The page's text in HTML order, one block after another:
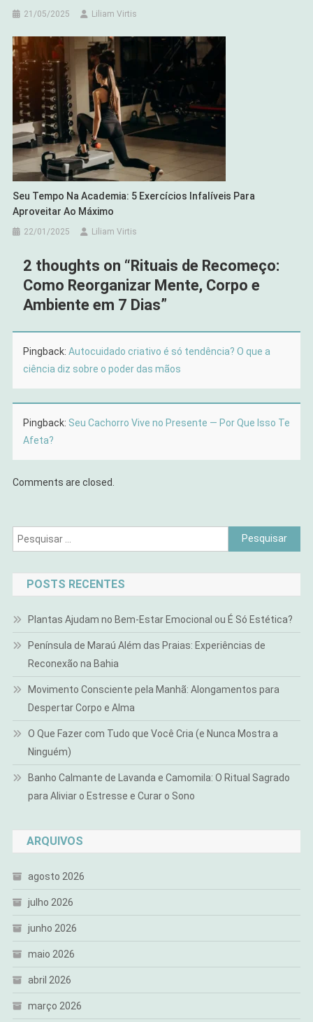
21/05/2025 Liliam Virtis
Seu Tempo Na Academia: 5 Exercícios Infalíveis Para
Aproveitar Ao Máximo
22/01/2025 Liliam Virtis
2 thoughts on “Rituais de Recomeço:
Como Reorganizar Mente, Corpo e
Ambiente em 7 Dias”
Pingback: Autocuidado criativo é só tendência? O que a
ciência diz sobre o poder das mãos
Pingback: Seu Cachorro Vive no Presente — Por Que Isso Te
Afeta?
Comments are closed.
Pesquisar
por:
POSTS RECENTES
Plantas Ajudam no Bem-Estar Emocional ou É Só Estética?
Península de Maraú Além das Praias: Experiências de
Reconexão na Bahia
Movimento Consciente pela Manhã: Alongamentos para
Despertar Corpo e Alma
O Que Fazer com Tudo que Você Cria (e Nunca Mostra a
Ninguém)
Banho Calmante de Lavanda e Camomila: O Ritual Sagrado
para Aliviar o Estresse e Curar o Sono
ARQUIVOS
agosto 2026
julho 2026
junho 2026
maio 2026
abril 2026
março 2026